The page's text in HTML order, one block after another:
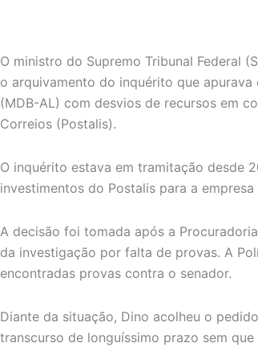
O ministro do Supremo Tribunal Federal
o arquivamento do inquérito que
(MDB-AL) com desvios de recursos em
Correios (Postalis).
O inquérito estava em tramitação desde
investimentos do Postalis para a
A decisão foi tomada após a
da investigação por falta de provas. A
encontradas provas contra o senador.
Diante da situação, Dino acolheu o
transcurso de longuíssimo prazo sem